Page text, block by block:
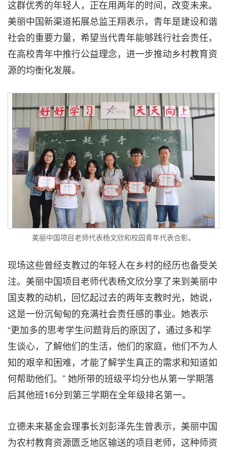
这群优秀的年轻人，正在用两年的时间，改变未来。
美丽中国新渠道拓展总监王翔表示，青年是建设和谐
社会的重要力量，希望当代青年能够践行社会责任，
在高校青年中推行公益理念，进一步推动乡村教育资
源的均衡化发展。
美丽中国项目老师代表杨文欣和校园青年代表合影。
现场这些曾经支教过的年轻人在乡村的经历也备受关
注。美丽中国项目老师代表杨文欣分享了来到美丽中
国支教的动机，回忆起过去的两年支教时光，她说，
这是一份沉甸甸的充满社会责任感的事业。她表示
“更加多的思考学生问题背后的原因了，通过多和学
生谈心，了解他们的生活，他们的家庭，他们不为人
知的艰辛和困难，才能了解学生真正的需求和知道如
何帮助他们。” 她所带的班级平均分也从第一学期落
后其他班16分到第三学期在全年级排名第一。
立德未来基金会理事长刘彭泽先生曾表示，美丽中国
为农村教育资源匮乏地区输送的项目老师，这种师资